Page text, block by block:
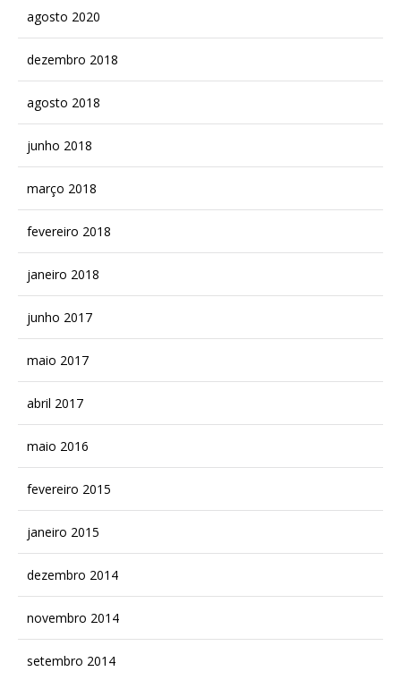
agosto 2020
dezembro 2018
agosto 2018
junho 2018
março 2018
fevereiro 2018
janeiro 2018
junho 2017
maio 2017
abril 2017
maio 2016
fevereiro 2015
janeiro 2015
dezembro 2014
novembro 2014
setembro 2014